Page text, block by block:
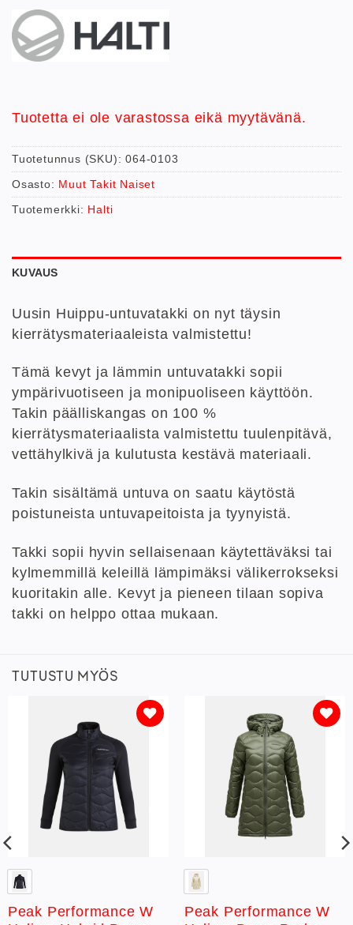
Tuotetta ei ole varastossa eikä myytävänä.
Tuotetunnus (SKU):064-0103
Osasto: Muut Takit Naiset
Tuotemerkki: Halti
KUVAUS
Uusin Huippu-untuvatakki on nyt täysin
kierrätysmateriaaleista valmistettu!
Tämä kevyt ja lämmin untuvatakki sopii
ympärivuotiseen ja monipuoliseen käyttöön.
Takin päälliskangas on 100 %
kierrätysmateriaalista valmistettu tuulenpitävä,
vettähylkivä ja kulutusta kestävä materiaali.
Takin sisältämä untuva on saatu käytöstä
poistuneista untuvapeitoista ja tyynyistä.
Takki sopii hyvin sellaisenaan käytettäväksi tai
kylmemmillä keleillä lämpimäksi välikerrokseksi
kuoritakin alle. Kevyt ja pieneen tilaan sopiva
takki on helppo ottaa mukaan.
TUTUSTU MYÖS
Lisää
toivelistaan
Peak Performance W
Lisää
toivelistaan
Peak Performance W